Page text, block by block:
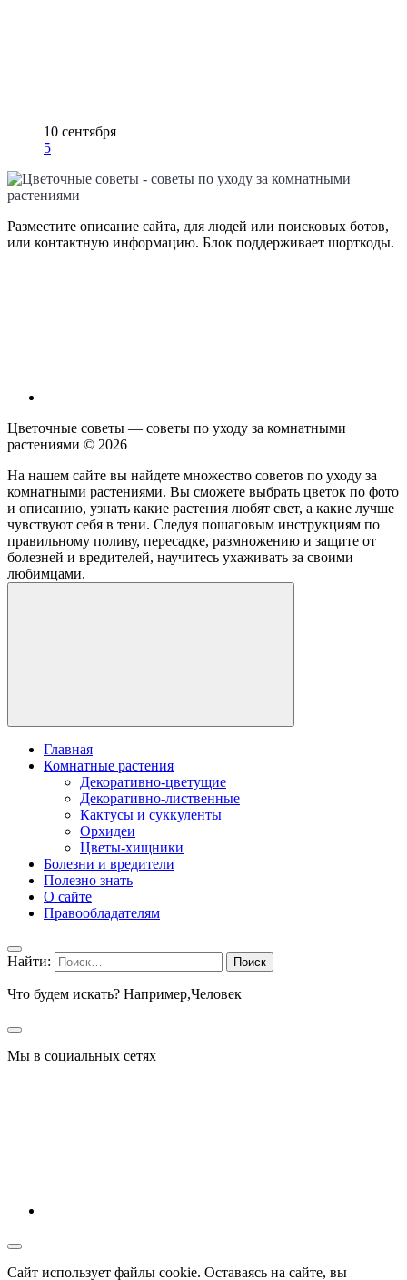
10 сентября
5
Разместите описание сайта, для людей или поисковых ботов,
или контактную информацию. Блок поддерживает шорткоды.
Цветочные советы — советы по уходу за комнатными
растениями © 2026
На нашем сайте вы найдете множество советов по уходу за
комнатными растениями. Вы сможете выбрать цветок по фото
и описанию, узнать какие растения любят свет, а какие лучше
чувствуют себя в тени. Следуя пошаговым инструкциям по
правильному поливу, пересадке, размножению и защите от
болезней и вредителей, научитесь ухаживать за своими
любимцами.
Главная
Комнатные растения
Декоративно-цветущие
Декоративно-лиственные
Кактусы и суккуленты
Орхидеи
Цветы-хищники
Болезни и вредители
Полезно знать
О сайте
Правообладателям
Найти:
Что будем искать? Например,Человек
Мы в социальных сетях
Сайт использует файлы cookie. Оставаясь на сайте, вы